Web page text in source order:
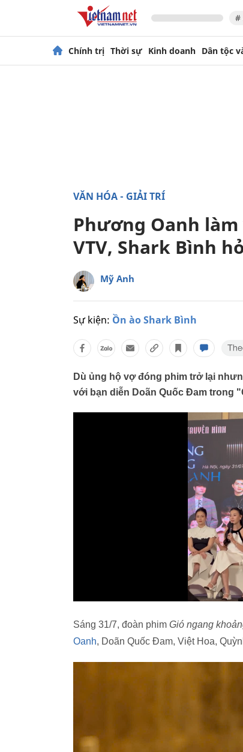
#
Chính trị Thời sự Kinh doanh Dân tộc
VĂN HÓA - GIẢI TRÍ
Phương Oanh
VTV, Shark Bình
Mỹ Anh
Sự kiện: Ồn ào Shark Bình
Dù ủng hộ vợ đóng phim trở lại
với bạn diễn Doãn Quốc Đam trong
Sáng 31/7, đoàn phim Gió ngang
Oanh, Doãn Quốc Đam, Việt Hoa,